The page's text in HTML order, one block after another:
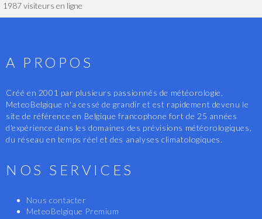
1987 visiteurs en ligne
A PROPOS
Créé en 2001 par plusieurs passionnés de météorologie,
MeteoBelgique n'a cessé de grandir et est rapidement devenu le
site de référence en Belgique francophone fort de 25 années
d'expérience dans les domaines des prévisions météorologiques,
du réseau en temps réel et des analyses climatologiques.
NOS SERVICES
Nous contacter
MeteoBelgique Premium